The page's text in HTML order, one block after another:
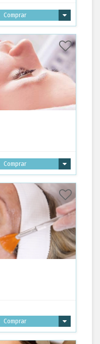
Comprar
Comprar
Comprar